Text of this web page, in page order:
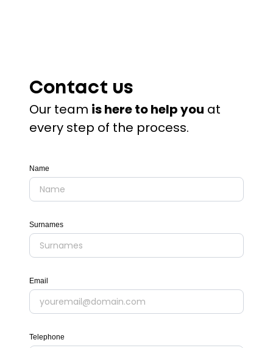
Contact us
Our team is here to help you at
every step of the process.
Name
Surnames
Email
Telephone